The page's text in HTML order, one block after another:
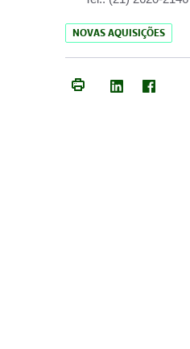
NOVAS AQUISIÇÕES